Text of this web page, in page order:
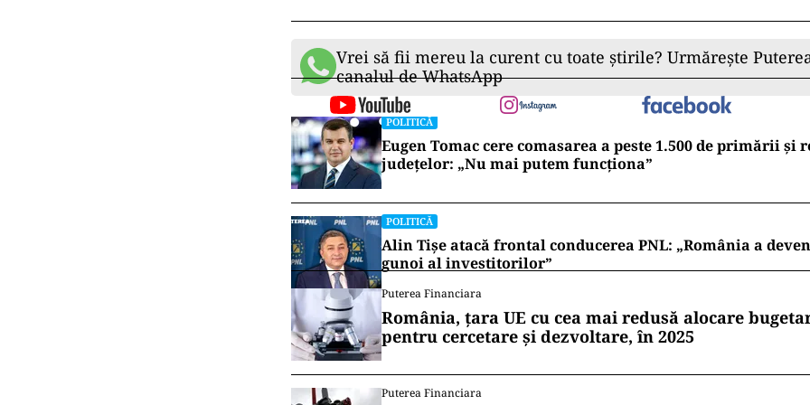
Vrei să fii mereu la curent cu toate știrile? Urmărește
canalul de WhatsApp
POLITICĂ
Eugen Tomac cere comasarea a peste 1.500 de primării și
județelor: „Nu mai putem funcționa”
POLITICĂ
Alin Tișe atacă frontal conducerea PNL: „România a
gunoi al investitorilor”
Puterea Financiara
România, țara UE cu cea mai redusă alocare
pentru cercetare și dezvoltare, în 2025
Puterea Financiara